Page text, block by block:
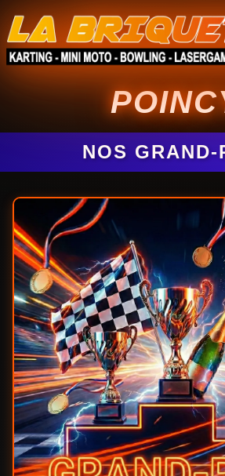
NOS GRAND-